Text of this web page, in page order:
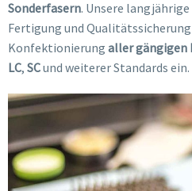
Sonderfasern. Unsere
Fertigung und
Konfektionierung aller gängigen
LC, SCund weiterer Standards ein.